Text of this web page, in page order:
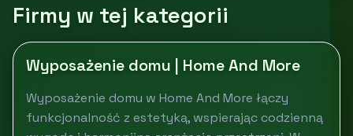
Firmy w tej kategorii
Wyposażenie domu | Home And More
Wyposażenie domu w Home And More łączy
funkcjonalność z estetyką, wspierając codzienną